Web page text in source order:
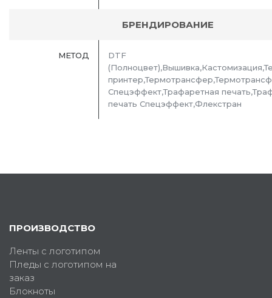
БРЕНДИРОВАНИЕ
МЕТОД
DTF
Спецэффект,Трафаретная
печать Спецэффект,Флекстран
ПРОИЗВОДСТВО
Ленты с логотипом
Пледы с логотипом на
заказ
Блокноты